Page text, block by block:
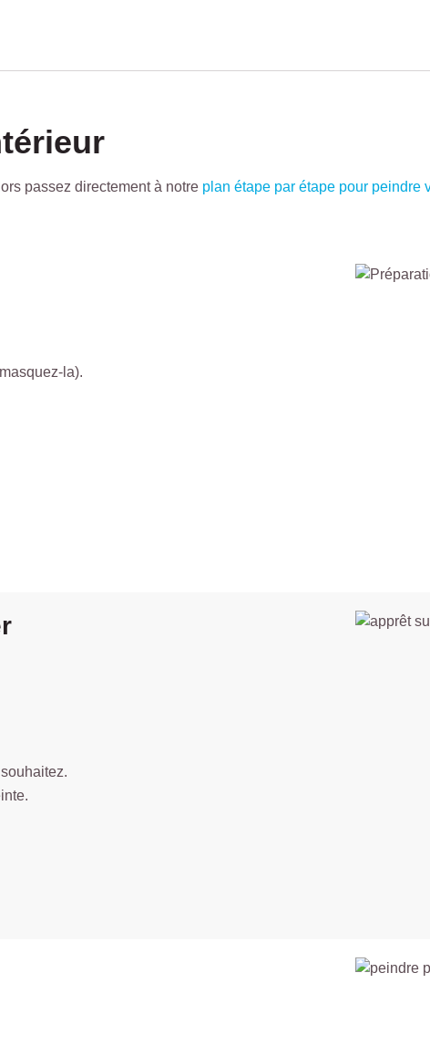
passez directement à notre plan étape par étape pour peindre
la).